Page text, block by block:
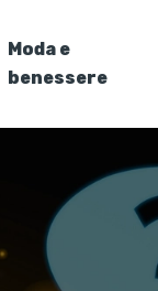
Moda e
benessere